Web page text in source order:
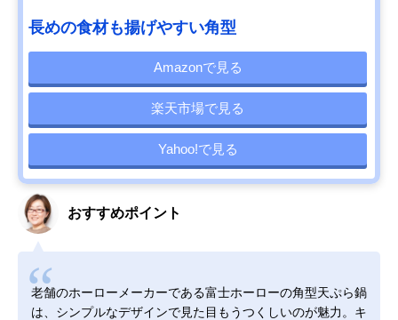
長めの食材も揚げやすい角型
Amazonで見る
楽天市場で見る
Yahoo!で見る
おすすめポイント
老舗のホーローメーカーである富士ホーローの角型天ぷら鍋
は、シンプルなデザインで見た目もうつくしいのが魅力。キ